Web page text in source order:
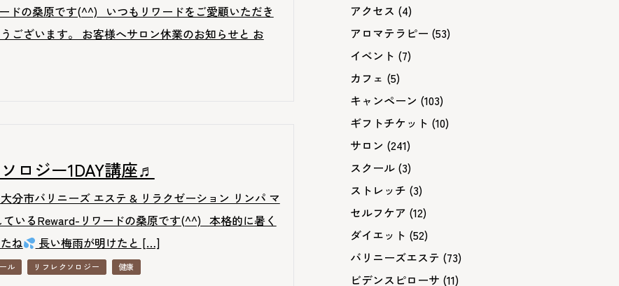
ドの桑原です(^^) いつもリワードをご愛顧いただき
ございます。 お客様へサロン休業のお知らせと お
ロジー1DAY講座♬
分市バリニーズ エステ & リラクゼーション リンパ マ
ているReward-リワードの桑原です(^^) 本格的に暑く
ね
長い梅雨が明けたと […]
ル リフレクソロジー 健康
アクセス (4)
アロマテラピー (53)
イベント (7)
カフェ (5)
キャンペーン (103)
ギフトチケット (10)
サロン (241)
スクール (3)
ストレッチ (3)
セルフケア (12)
ダイエット (52)
バリニーズエステ (73)
ビデンスピローサ (11)